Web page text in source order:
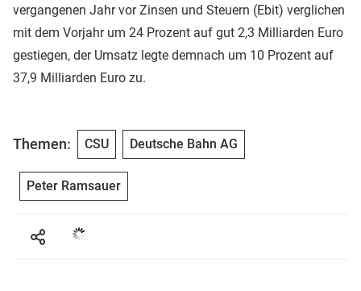
vergangenen Jahr vor Zinsen und Steuern (Ebit) verglichen
mit dem Vorjahr um 24 Prozent auf gut 2,3 Milliarden Euro
gestiegen, der Umsatz legte demnach um 10 Prozent auf
37,9 Milliarden Euro zu.
Themen: CSU Deutsche Bahn AG
Peter Ramsauer